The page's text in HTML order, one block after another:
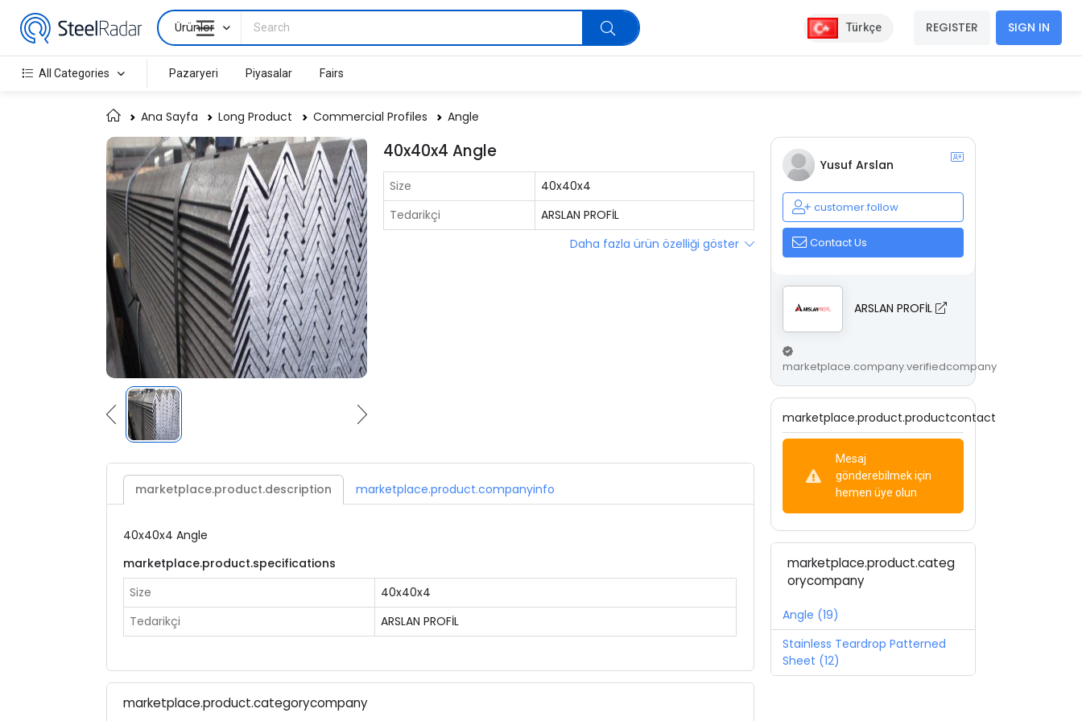
Ürünler Türkçe REGISTER SIGN IN
All Categories Pazaryeri Piyasalar Fairs
Ana Sayfa Long Product Commercial Profiles Angle
40x40x4 Angle
Size
40x40x4
Tedarikçi
ARSLAN PROFİL
Daha fazla ürün özelliği göster
marketplace.product.description marketplace.product.companyinfo
40x40x4 Angle
marketplace.product.specifications
Size
40x40x4
Tedarikçi
ARSLAN PROFİL
marketplace.product.categorycompany
Yusuf Arslan
customer.follow
Contact Us
ARSLAN PROFİL
marketplace.company.verifiedcompany
marketplace.product.productcontact
Mesaj
gönderebilmek için
hemen üye olun
marketplace.product.categ
orycompany
Angle (19)
Stainless Teardrop Patterned
Sheet (12)